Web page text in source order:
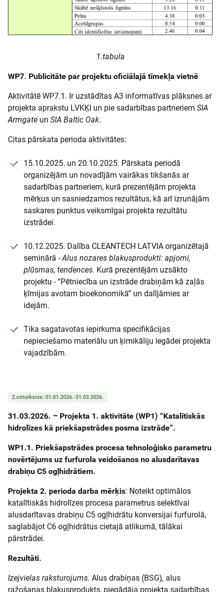
1.tabula
WP7. Publicitāte par projektu oficiālajā tīmekļa vietnē
Aktivitātē WP7.1. Ir uzstādītas A3 informatīvas plāksnes ar
projekta aprakstu LVKĶI un pie sadarbības partneriem SIA
Armgate un SIA Baltic Oak.
Citas pārskata perioda aktivitātes:
15.10.2025. un 20.10.2025. Pārskata periodā
organizējām un novadījām vairākas tikšanās ar
sadarbības partneriem, kurā prezentējām projekta
mērķus un sasniedzamos rezultātus, kā arī izrunājām
saskares punktus veiksmīgai projekta rezultātu
izstrādei.
10.12.2025. Dalība CLEANTECH LATVIA organizētajā
seminārā -Alus nozares blakusprodukti: apjomi,
plūsmas, tendences. Kurā prezentējām uzsākto
projektu - “Pētniecība un izstrāde drabiņām kā zaļās
ķīmijas avotam bioekonomikā” un dalījāmies ar
idejām.
Tika sagatavotas iepirkuma specifikācijas
nepieciešamo materiālu un ķimikāliju iegādei projekta
vajadzībām.
2.ceturksnis: 01.01.2026.-31.03.2026.
31.03.2026. – Projekta 1. aktivitāte (WP1) “Katalītiskās
hidrolīzes kā priekšapstrādes posma izstrāde”.
WP1.1. Priekšapstrādes procesa tehnoloģisko parametru
novērtējums uz furfurola veidošanos no alusdarītavas
drabiņu C5 ogļhidrātiem.
Projekta 2. perioda darba mērķis: Noteikt optimālos
katalītiskās hidrolīzes procesa parametrus selektīvai
alusdarītavas drabiņu C5 ogļhidrātu konversijai furfurolā,
saglabājot C6 ogļhidrātus cietajā atlikumā, tālākai
pārstrādei.
Rezultāti.
Izejvielas raksturojums. Alus drabiņas (BSG), alus
ražošanas blakusprodukts, piegādāja projekta sadarbības